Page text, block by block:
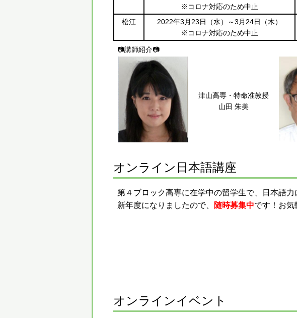
※コロナ対応のため中止
松江
2022年3月23日（水）～3月24日（木）
※コロナ対応のため中止
📷講師紹介📷
津山高専・特命准教授
山田 朱美
オンライン日本語講座
第４ブロック高専に在学中の留学生で、日本語
新年度になりましたので、
随時募集中です！お気
オンラインイベント